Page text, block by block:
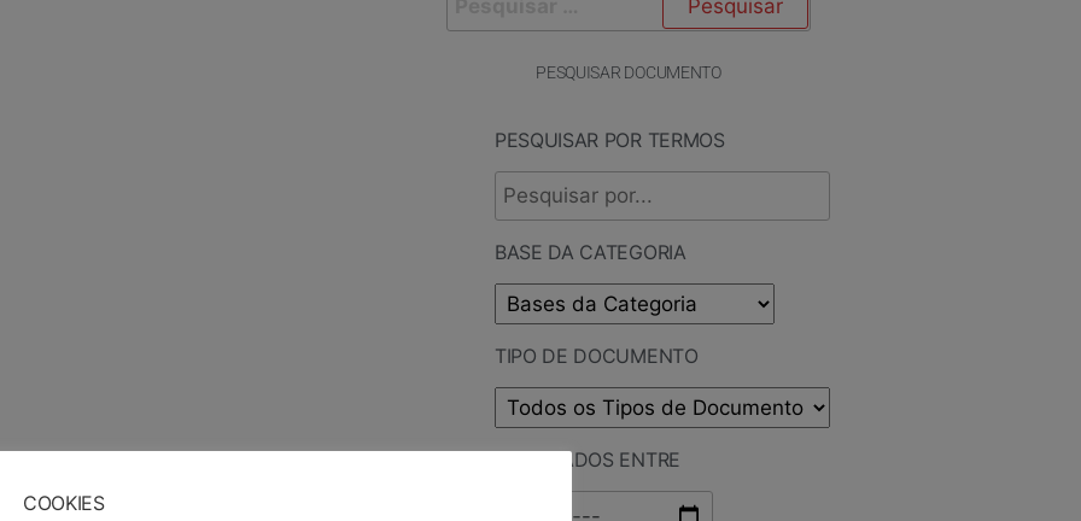
PESQUISAR DOCUMENTO
PESQUISAR POR TERMOS
BASE DA CATEGORIA
TIPO DE DOCUMENTO
PUBLICADOS ENTRE
COOKIES